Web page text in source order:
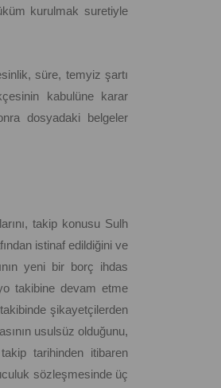
kurulmak suretiyle
süre, temyiz şartı
kabulüne karar
dosyadaki belgeler
takip konusu Sulh
istinaf edildiğini ve
yeni bir borç ihdas
takibine devam etme
şikayetçilerden
usulsüz olduğunu,
tarihinden itibaren
sözleşmesinde üç